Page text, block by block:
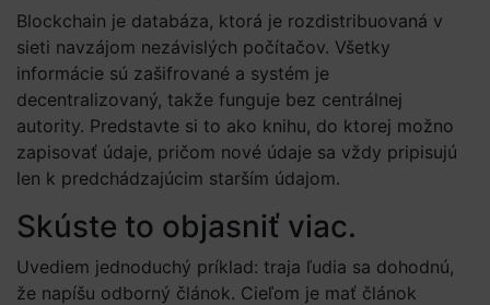
Blockchain je databáza, ktorá je rozdistribuovaná v
sieti navzájom nezávislých počítačov. Všetky
informácie sú zašifrované a systém je
decentralizovaný, takže funguje bez centrálnej
autority. Predstavte si to ako knihu, do ktorej možno
zapisovať údaje, pričom nové údaje sa vždy pripisujú
len k predchádzajúcim starším údajom.
Skúste to objasniť viac.
Uvediem jednoduchý príklad: traja ľudia sa dohodnú,
že napíšu odborný článok. Cieľom je mať článok